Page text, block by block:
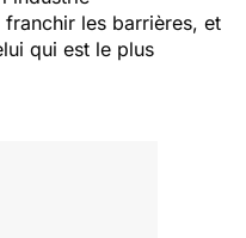
les barrières, et
qui est le plus